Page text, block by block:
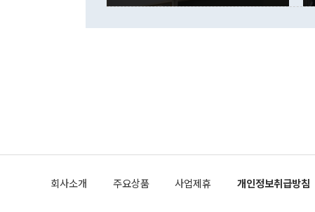
련 부처 장관
하고 대통령
이나 미국은
공하는 방식
회사소개 주요상품 사업제휴 개인정보취급방침